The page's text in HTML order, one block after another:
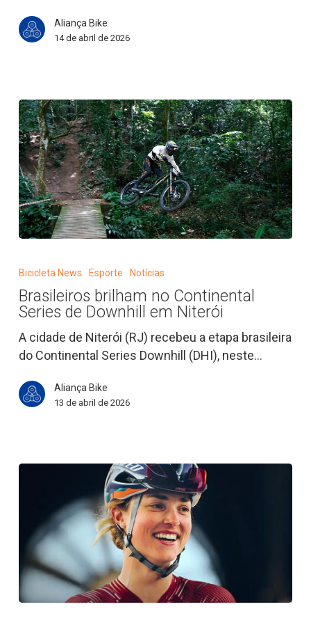
brasileiroAliança Bike
14 de abril de 2026
Continental
Series
de
Downhill
Niterói
Bicicleta News Esporte Notícias
Brasileiros brilham no Continental
Series de Downhill em Niterói
A cidade de Niterói (RJ) recebeu a etapa brasileira
do Continental Series Downhill (DHI), neste…
Aliança Bike
13 de abril de 2026